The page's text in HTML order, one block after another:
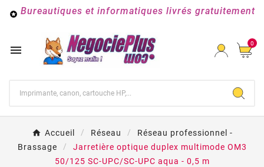
 Bureautiques et informatiques livrés gratuitement
 0
Accueil Réseau
Réseau professionnel -
Brassage
Jarretière optique duplex multimode OM3
50/125 SC-UPC/SC-UPC aqua - 0,5 m